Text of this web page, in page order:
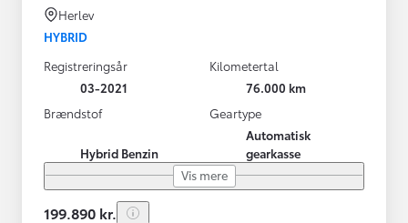
Herlev
HYBRID
Registreringsår
03-2021
Kilometertal
76.000 km
Brændstof
Hybrid Benzin
Geartype
Automatisk
gearkasse
Vis mere
199.890 kr.